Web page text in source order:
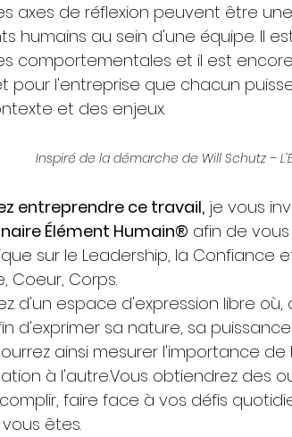
axes de réflexion peuvent être
humains au sein d'une équipe. Il
comportementales et il est
pour l'entreprise que chacun
et des enjeux.
Inspiré de la démarche de Will Schutz –
entreprendre ce travail, je vous
Élément Humain® afin de
sur le Leadership, la Confiance
Coeur, Corps.
d'un espace d'expression libre
d'exprimer sa nature, sa
ainsi mesurer l'importance
à l'autre.Vous obtiendrez des
faire face à vos défis
êtes.